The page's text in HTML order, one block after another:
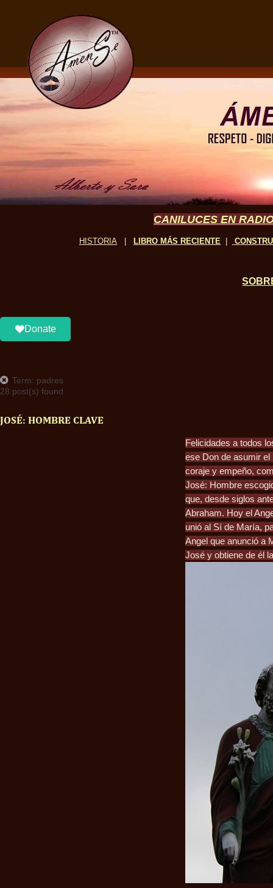
CANILUCES EN
HISTORIA LIBRO MÁS RECIENTE
Donate
Term: padres
28 post(s) found
JOSÉ: HOMBRE CLAVE
Felicidades a todos
ese Don de asumir
coraje y empeño,
José: Hombre
que, desde siglos
Abraham. Hoy el
unió al Sí de María,
Angel que anunció a
José y obtiene de él